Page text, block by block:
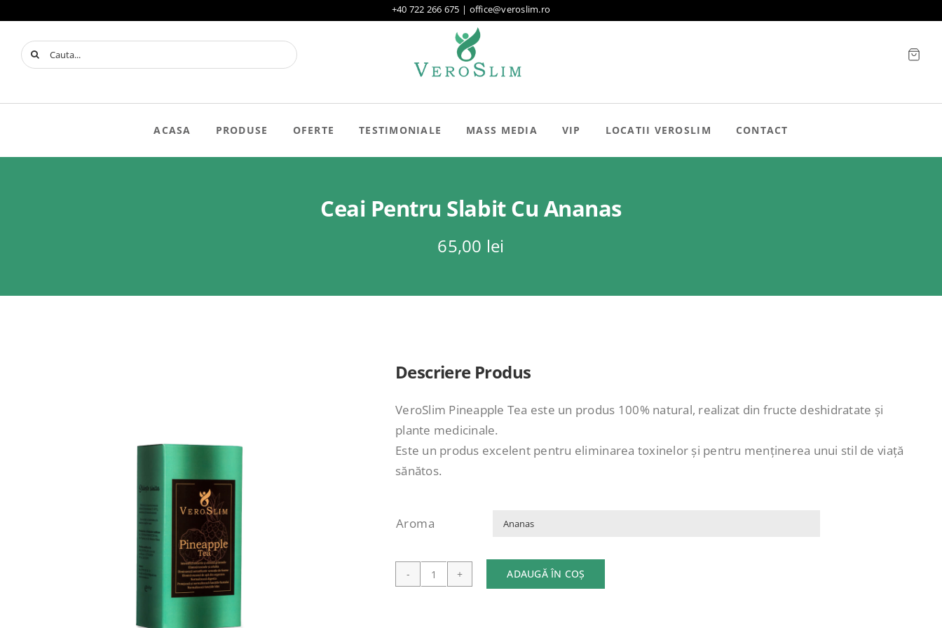
content
+40 722 266 675 | office@veroslim.ro
Search
for:
ACASA PRODUSE OFERTE TESTIMONIALE MASS MEDIA VIP LOCATII VEROSLIM CONTACT
Ceai Pentru Slabit Cu Ananas
65,00 lei
Descriere Produs
VeroSlim Pineapple Tea este un produs 100% natural, realizat din fructe deshidratate și
plante medicinale.
Este un produs excelent pentru eliminarea toxinelor și pentru menținerea unui stil de viață
sănătos.
Aroma
Cantitate
ADAUGĂ ÎN COȘ